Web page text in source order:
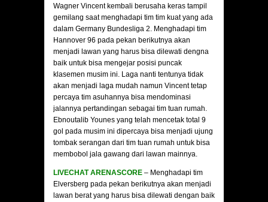
Wagner Vincent kembali berusaha keras tampil
gemilang saat menghadapi tim tim kuat yang ada
dalam Germany Bundesliga 2. Menghadapi tim
Hannover 96 pada pekan berikutnya akan
menjadi lawan yang harus bisa dilewati dengna
baik untuk bisa mengejar posisi puncak
klasemen musim ini. Laga nanti tentunya tidak
akan menjadi laga mudah namun Vincent tetap
percaya tim asuhannya bisa mendominasi
jalannya pertandingan sebagai tim tuan rumah.
Ebnoutalib Younes yang telah mencetak total 9
gol pada musim ini dipercaya bisa menjadi ujung
tombak serangan dari tim tuan rumah untuk bisa
membobol jala gawang dari lawan mainnya.
LIVECHAT ARENASCORE – Menghadapi tim
Elversberg pada pekan berikutnya akan menjadi
lawan berat yang harus bisa dilewati dengan baik